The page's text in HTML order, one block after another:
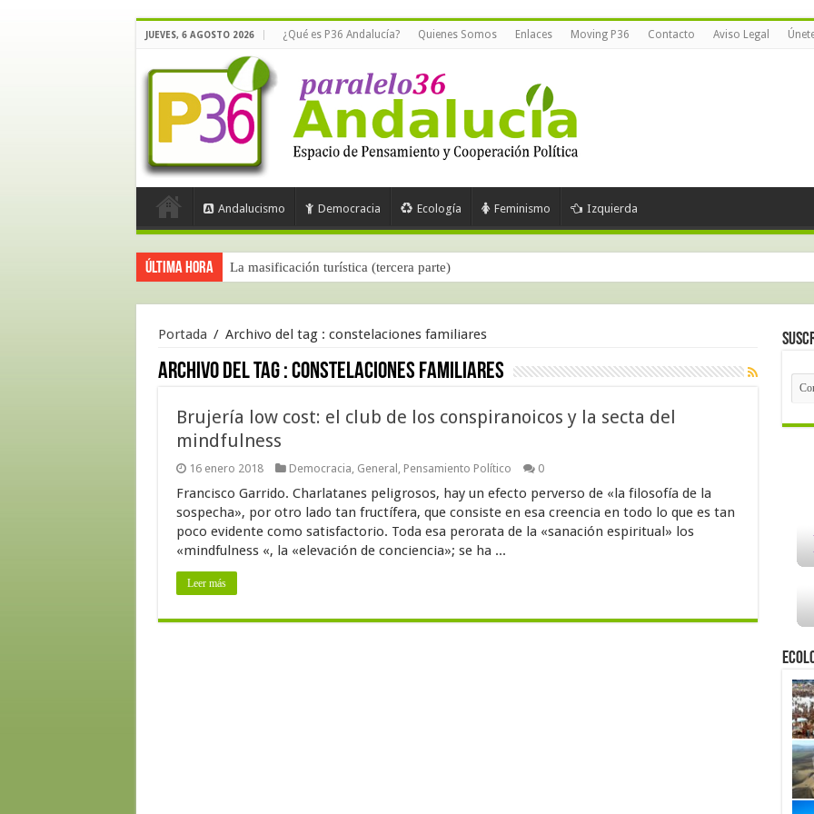
JUEVES, 6 AGOSTO 2026 ¿Qué es P36 Andalucía? Quienes Somos Enlaces Moving P36 Contacto Aviso Legal
Andalucismo Democracia Ecología Feminismo Izquierda
Última hora La masificación turística (tercera parte)
Portada / Archivo del tag : constelaciones familiares
Archivo del tag :constelaciones familiares
Brujería low cost: el club de los conspiranoicos y la secta del
mindfulness
16 enero 2018 Democracia, General , Pensamiento Político 0
Francisco Garrido. Charlatanes peligrosos, hay un efecto perverso de «la filosofía de la
sospecha», por otro lado tan fructífera, que consiste en esa creencia en todo lo que es tan
poco evidente como satisfactorio. Toda esa perorata de la «sanación espiritual» los
«mindfulness «, la «elevación de conciencia»; se ha ...
Leer más